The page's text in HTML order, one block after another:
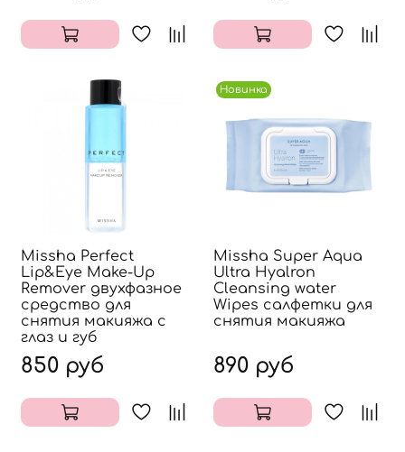
Missha Perfect
Lip&Eye Make-Up
Remover двухфазное
средство для
снятия макияжа с
глаз и губ
850 руб
Новинка
Missha Super Aqua
Ultra Hyalron
Cleansing water
Wipes салфетки для
снятия макияжа
890 руб